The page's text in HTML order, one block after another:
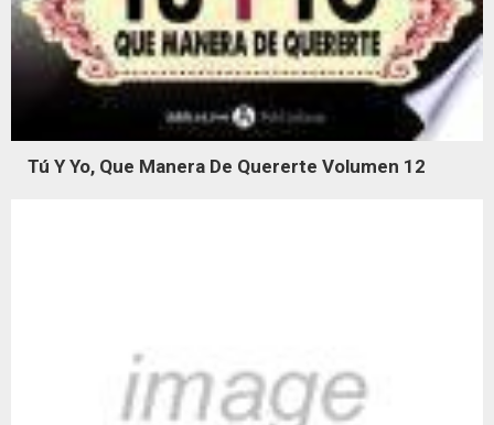
Tú Y Yo, Que Manera De Quererte Volumen 12